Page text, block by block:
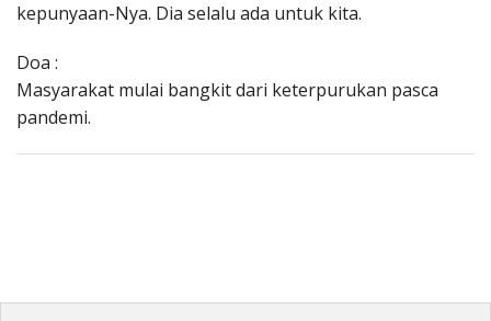
kepunyaan-Nya. Dia selalu ada untuk kita.
Doa :
Masyarakat mulai bangkit dari keterpurukan pasca
pandemi.